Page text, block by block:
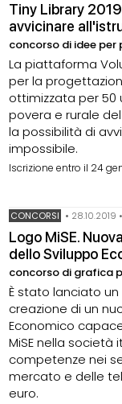
Tiny Library
avvicinare
concorso di idee
La piattaforma
per la
ottimizzata per 50
povera e rurale
la possibilità di
impossibile.
Iscrizione entro il 24
CONCORSI • 28.10.2019 •
Logo MiSE.
dello Sviluppo
concorso di grafica
È stato lanciato
creazione di un
Economico
MiSE nella società
competenze nei
mercato e delle
euro.